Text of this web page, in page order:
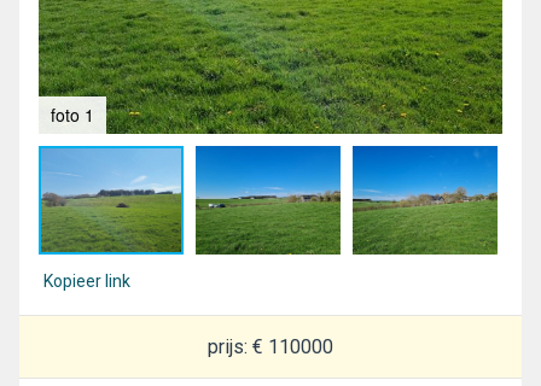
foto 1
Kopieer link
prijs: € 110000